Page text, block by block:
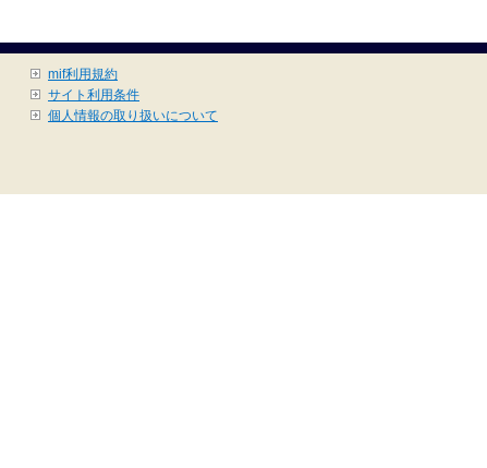
mif利用規約
サイト利用条件
個人情報の取り扱いについて